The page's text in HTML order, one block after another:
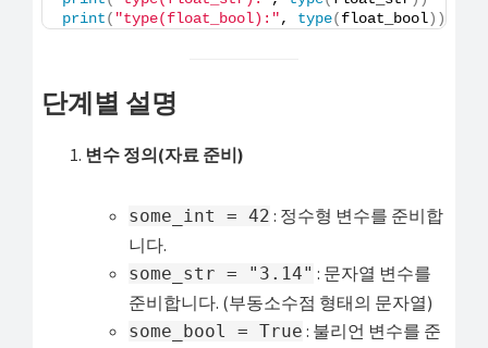
print( "type(float_bool):", type(float_bool))
단계별 설명
변수 정의(자료 준비)
some_int = 42 : 정수형 변수를 준비합
니다.
some_str = "3.14" : 문자열 변수를
준비합니다. (부동소수점 형태의 문자열)
some_bool = True : 불리언 변수를 준